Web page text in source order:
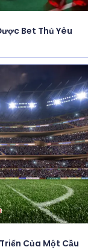
Bet Thủ Yêu
Của Một Cầu